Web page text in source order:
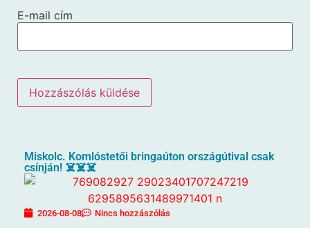
E-mail cím
Miskolc. Komlóstetői bringaúton országútival csak
csínján! ☠️☠️☠️
2026-08-08 Nincs hozzászólás